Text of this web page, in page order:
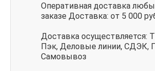
Оперативная доставка
заказе Доставка: от 5 000
Доставка осуществляется:
Пэк, Деловые линии, СДЭК,
Самовывоз